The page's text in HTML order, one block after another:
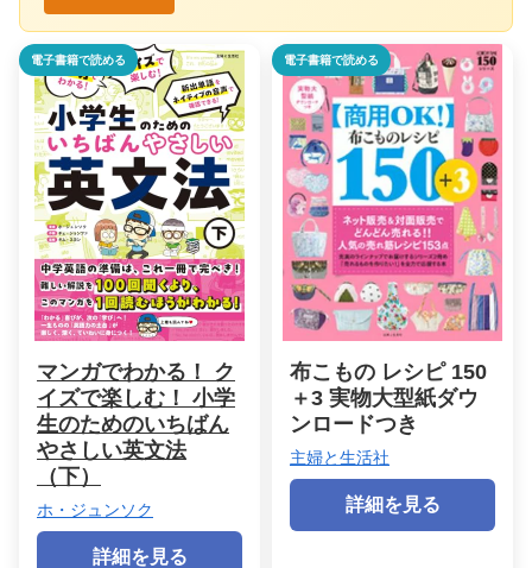
電子書籍で読める
マンガでわかる！ ク
イズで楽しむ！ 小学
生のためのいちばん
やさしい英文法
（下）
ホ・ジュンソク
詳細を見る
電子書籍で読める
布こもの レシピ 150
＋3 実物大型紙ダウ
ンロードつき
主婦と生活社
詳細を見る